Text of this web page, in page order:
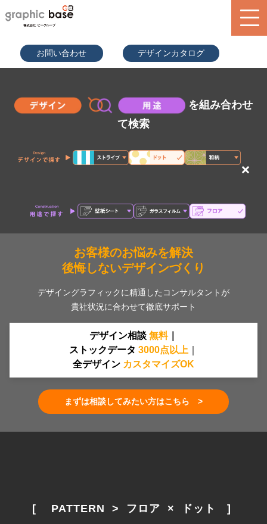
お問い合わせ デザインカタログ
design library
service
search
を組み合わせ
て検索
×
お客様のお悩みを解決
後悔しないデザインづくり
デザイングラフィックに精通したコンサルタントが
貴社状況に合わせて徹底サポート
デザイン相談 無料｜
ストックデータ 3000点 以上
全デザイン カスタマイズOK
まずは相談してみたい方はこちら >
[　 PATTERN  >  フロア  ×  ドット　]